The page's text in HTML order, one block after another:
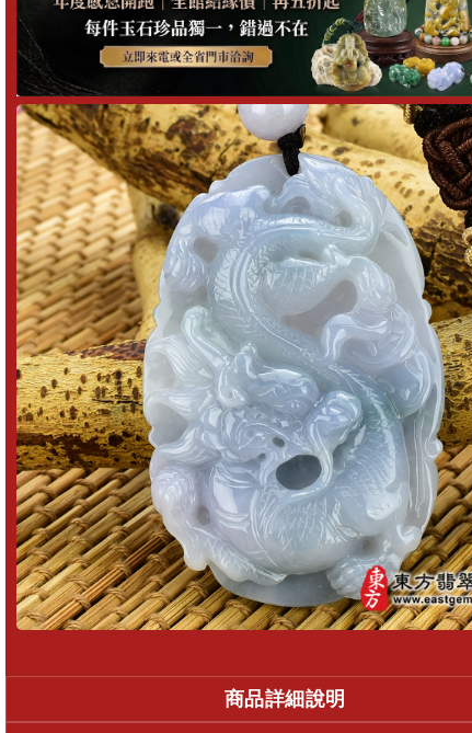
商品詳細說明